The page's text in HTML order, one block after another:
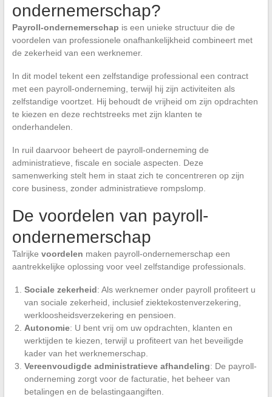
ondernemerschap?
Payroll-ondernemerschap is een unieke structuur die de
voordelen van professionele onafhankelijkheid combineert met
de zekerheid van een werknemer.
In dit model tekent een zelfstandige professional een contract
met een payroll-onderneming, terwijl hij zijn activiteiten als
zelfstandige voortzet. Hij behoudt de vrijheid om zijn opdrachten
te kiezen en deze rechtstreeks met zijn klanten te
onderhandelen.
In ruil daarvoor beheert de payroll-onderneming de
administratieve, fiscale en sociale aspecten. Deze
samenwerking stelt hem in staat zich te concentreren op zijn
core business, zonder administratieve rompslomp.
De voordelen van payroll-
ondernemerschap
Talrijke voordelen maken payroll-ondernemerschap een
aantrekkelijke oplossing voor veel zelfstandige professionals.
Sociale zekerheid: Als werknemer onder payroll profiteert u
van sociale zekerheid, inclusief ziektekostenverzekering,
werkloosheidsverzekering en pensioen.
Autonomie: U bent vrij om uw opdrachten, klanten en
werktijden te kiezen, terwijl u profiteert van het beveiligde
kader van het werknemerschap.
Vereenvoudigde administratieve afhandeling: De payroll-
onderneming zorgt voor de facturatie, het beheer van
betalingen en de belastingaangiften.